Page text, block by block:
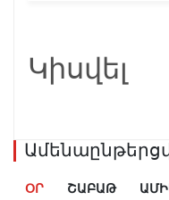
Կիսվել
ՕՐ ՇԱԲԱԹ